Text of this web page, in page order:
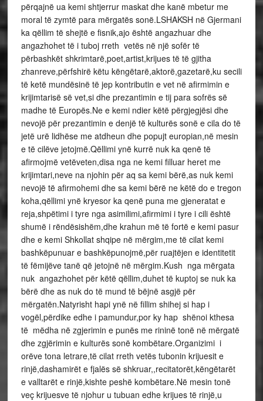
përqajnë ua kemi shtjerrur maskat dhe kanë mbetur me
moral të zymtë para mërgatës sonë.LSHAKSH në Gjermani
ka qëllim të shejtë e fisnik,ajo është angazhuar dhe
angazhohet të i tuboj rreth vetës në një sofër të
përbashkët shkrimtarë,poet,artist,krijues të të gjitha
zhanreve,përfshirë këtu këngëtarë,aktorë,gazetarë,ku secili
të ketë mundësinë të jep kontributin e vet në afirmimin e
krijimtarisë së vet,si dhe prezantimin e tij para sofrës së
madhe të Europës.Ne e kemi ndier këtë përgjegjësi dhe
nevojë për prezantimin e denjë të kulturës sonë e cila do të
jetë urë lidhëse me atdheun dhe popujt europian,në mesin
e të cilëve jetojmë.Qëllimi ynë kurrë nuk ka qenë të
afirmojmë vetëveten,disa nga ne kemi filluar heret me
krijimtari,neve na njohin për aq sa kemi bërë,as nuk kemi
nevojë të afirmohemi dhe sa kemi bërë ne këtë do e tregon
koha,qëllimi ynë kryesor ka qenë puna me gjeneratat e
reja,shpëtimi i tyre nga asimilimi,afirmimi i tyre i cili është
shumë i rëndësishëm,dhe krahun më të fortë e kemi pasur
dhe e kemi Shkollat shqipe në mërgim,me të cilat kemi
bashkëpunuar e bashkëpunojmë,për ruajtëjen e identitetit
të fëmijëve tanë që jetojnë në mërgim.Kush nga mërgata
nuk angazhohet për këtë qëllim,duhet të kuptoj se nuk ka
bërë dhe as nuk do të mund të bëjnë asgjë për
mërgatën.Natyrisht hapi ynë në fillim shihej si hap i
vogël,përdike edhe i pamundur,por ky hap shënoi kthesa
të mëdha në zgjerimin e punës me rininë tonë në mërgatë
dhe zgjërimin e kulturës sonë kombëtare.Organizimi i
orëve tona letrare,të cilat rreth vetës tubonin krijuesit e
rinjë,dashamirët e fjalës së shkruar,,recitatorët,këngëtarët
e valltarët e rinjë,kishte peshë kombëtare.Në mesin tonë
veç krijuesve të njohur u tubuan edhe krijues të rinjë,u